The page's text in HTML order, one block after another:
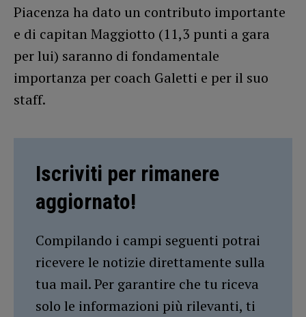
Piacenza ha dato un contributo importante
e di capitan Maggiotto (11,3 punti a gara
per lui) saranno di fondamentale
importanza per coach Galetti e per il suo
staff.
Iscriviti per rimanere
aggiornato!
Compilando i campi seguenti potrai
ricevere le notizie direttamente sulla
tua mail. Per garantire che tu riceva
solo le informazioni più rilevanti, ti